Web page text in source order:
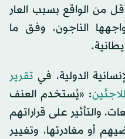
من الواقع بسبب العار
الناجون، وفق ما
الدولية، فيتقرير
: «يُستخدم العنف
والتأثير على قراراتهم
أو مغادرتها، وتغيير